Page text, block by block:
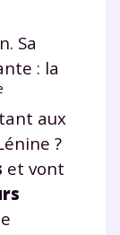
Sa
: la
aux
?
et vont